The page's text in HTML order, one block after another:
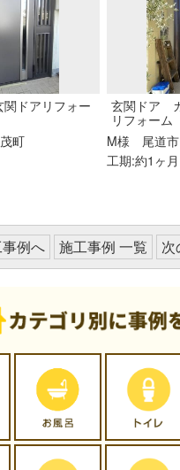
ドアリフォー
町
玄関ドア
リフォーム
M様 尾道市
工期:約1ヶ月
例へ 施工事例 一覧 次